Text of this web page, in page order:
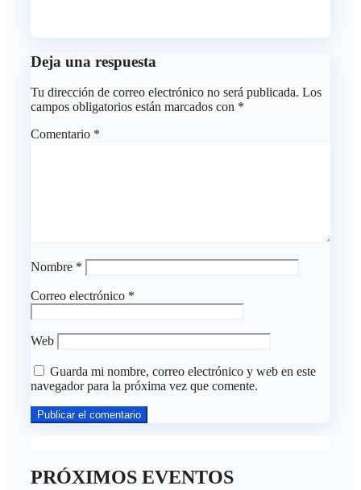
Deja una respuesta
Tu dirección de correo electrónico no será publicada. Los
campos obligatorios están marcados con *
Comentario *
Nombre *
Correo electrónico *
Web
Guarda mi nombre, correo electrónico y web en este
navegador para la próxima vez que comente.
PRÓXIMOS EVENTOS